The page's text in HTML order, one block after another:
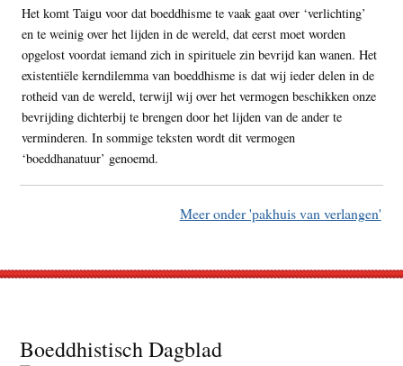
Het komt Taigu voor dat boeddhisme te vaak gaat over ‘verlichting’
en te weinig over het lijden in de wereld, dat eerst moet worden
opgelost voordat iemand zich in spirituele zin bevrijd kan wanen. Het
existentiële kerndilemma van boeddhisme is dat wij ieder delen in de
rotheid van de wereld, terwijl wij over het vermogen beschikken onze
bevrijding dichterbij te brengen door het lijden van de ander te
verminderen. In sommige teksten wordt dit vermogen
‘boeddhanatuur’ genoemd.
Meer onder 'pakhuis van verlangen'
Footer
Boeddhistisch Dagblad